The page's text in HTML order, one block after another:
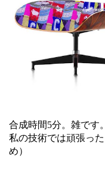
合成時間5分。雑です。
私の技術では頑張っ
め）